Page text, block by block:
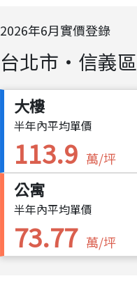
2026年6月實價登錄
台北市 ・ 信義區
大樓
半年內平均單價
113.9 萬/坪
公寓
半年內平均單價
73.77 萬/坪